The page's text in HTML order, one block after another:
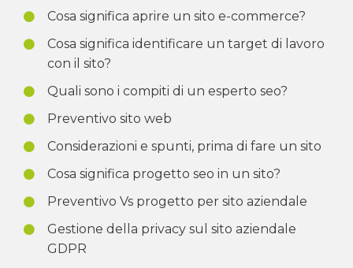
Cosa significa aprire un sito e-commerce?
Cosa significa identificare un target di lavoro
con il sito?
Quali sono i compiti di un esperto seo?
Preventivo sito web
Considerazioni e spunti, prima di fare un sito
Cosa significa progetto seo in un sito?
Preventivo Vs progetto per sito aziendale
Gestione della privacy sul sito aziendale
GDPR